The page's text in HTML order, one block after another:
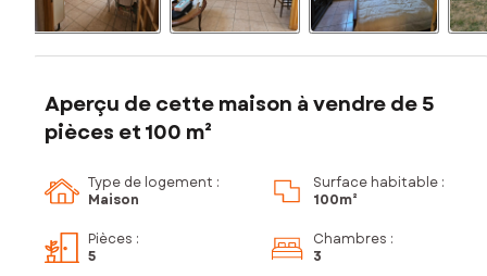
Aperçu de cette maison à vendre de 5
pièces et 100 m²
Type de logement :
Maison
Surface habitable :
100m²
Pièces :
5
Chambres :
3